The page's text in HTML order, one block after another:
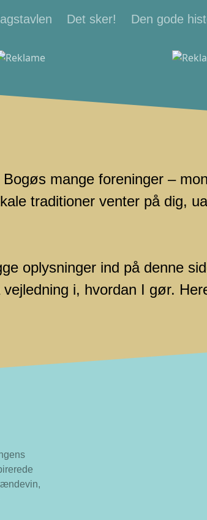
Det sker! Den gode
mange foreninger –
traditioner venter på dig,
oplysninger ind på denne
i, hvordan I gør.